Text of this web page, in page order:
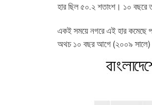
হার ছিল ৫০.২ শতাংশ। ১০ বছরে
একই সময়ে নগরে এই হার কমেছে
অথচ ১০ বছর আগে (২০০৯ সালে)